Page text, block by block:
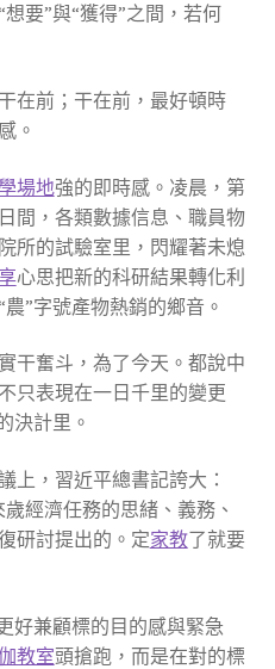
要”與“獲得”之間，若何
在前；干在前，最好頓時
。
場地強的即時感。凌晨，第
間，各類數據信息、職員物
所的試驗室里，閃耀著未熄
心思把新的科研結果轉化利
”字號產物熱銷的鄉音。
干奮斗，為了今天。都說中
只表現在一日千里的變更
決計里。
上，習近平總書記誇大：
經濟任務的思緒、義務、
研討提出的。定家教了就要
好兼顧標的目的感與緊急
教室頭搶跑，而是在對的標